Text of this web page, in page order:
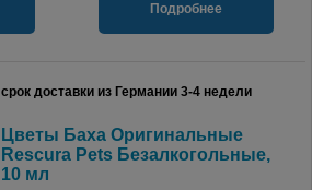
Подробнее
срок доставки из Германии 3-4 недели
Цветы Баха Оригинальные
Rescura Pets Безалкогольные,
10 мл